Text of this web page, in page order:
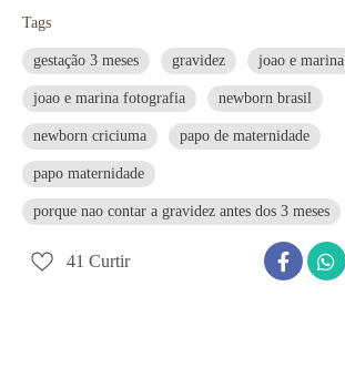
Tags
gestação 3 meses gravidez joao e marina
joao e marina fotografia newborn brasil
newborn criciuma papo de maternidade
papo maternidade
porque nao contar a gravidez antes dos 3 meses
41 Curtir